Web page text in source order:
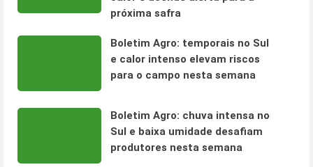
próxima safra
Boletim Agro: temporais no Sul
e calor intenso elevam riscos
para o campo nesta semana
Boletim Agro: chuva intensa no
Sul e baixa umidade desafiam
produtores nesta semana